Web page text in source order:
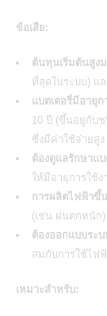
ข้อเสีย:
ต้นทุนเริ่มต้นสูง
ที่สุดในระบบ) แ
แบตเตอรี่มีอายุก
10 ปี (ขึ้นอยู่กับ
ซึ่งมีค่าใช้จ่ายสูง
ต้องดูแลรักษาแบ
ให้มีอายุการใช้
การผลิตไฟฟ้าขึ้
(เช่น ฝนตกหนัก
ต้องออกแบบระ
สมกับการใช้ไฟ
เหมาะสำหรับ: